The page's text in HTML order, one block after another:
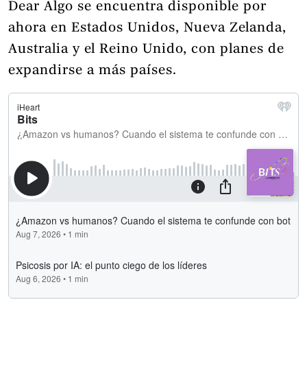
Dear Algo se encuentra disponible por
ahora en Estados Unidos, Nueva Zelanda,
Australia y el Reino Unido, con planes de
expandirse a más países.